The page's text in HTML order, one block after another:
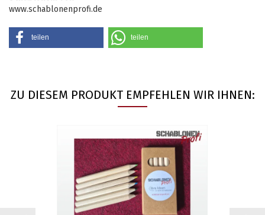
www.schablonenprofi.de
teilen teilen
ZU DIESEM PRODUKT EMPFEHLEN WIR IHNEN: